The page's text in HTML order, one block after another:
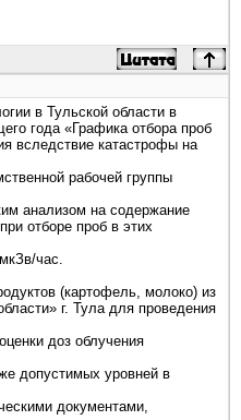
в Тульской области в
года «Графика отбора проб
вследствие катастрофы на
рабочей группы
анализом на содержание
отборе проб в этих
час.
(картофель, молоко) из
г. Тула для проведения
доз облучения
допустимых уровней в
документами,